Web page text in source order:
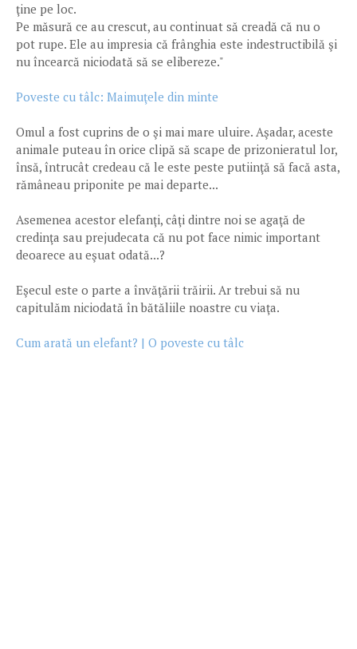
ţine pe loc.
Pe măsură ce au crescut, au continuat să creadă că nu o
pot rupe. Ele au impresia că frânghia este indestructibilă şi
nu încearcă niciodată să se elibereze."
Poveste cu tâlc: Maimuţele din minte
Omul a fost cuprins de o şi mai mare uluire. Aşadar, aceste
animale puteau în orice clipă să scape de prizonieratul lor,
însă, întrucât credeau că le este peste putiinţă să facă asta,
rămâneau priponite pe mai departe...
Asemenea acestor elefanţi, câţi dintre noi se agaţă de
credinţa sau prejudecata că nu pot face nimic important
deoarece au eşuat odată...?
Eşecul este o parte a învăţării trăirii. Ar trebui să nu
capitulăm niciodată în bătăliile noastre cu viaţa.
Cum arată un elefant? | O poveste cu tâlc